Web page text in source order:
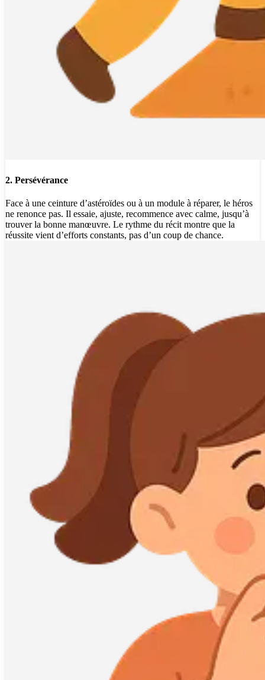
2. Persévérance
Face à une ceinture d’astéroïdes ou à un module à réparer, le héros
ne renonce pas. Il essaie, ajuste, recommence avec calme, jusqu’à
trouver la bonne manœuvre. Le rythme du récit montre que la
réussite vient d’efforts constants, pas d’un coup de chance.